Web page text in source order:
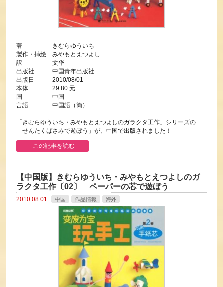
著 きむらゆういち
製作・挿絵 みやもとえつよし
訳 文华
出版社 中国青年出版社
出版日 2010/08/01
本体 29.80 元
国 中国
言語 中国語（簡）
「きむらゆういち・みやもとえつよしのガラクタ工作」シリーズの
「せんたくばさみで遊ぼう」が、中国で出版されました！
この記事を読む
【中国版】きむらゆういち・みやもとえつよしのガ
ラクタ工作〔02〕 ペーパーの芯で遊ぼう
2010.08.01 中国 作品情報 海外